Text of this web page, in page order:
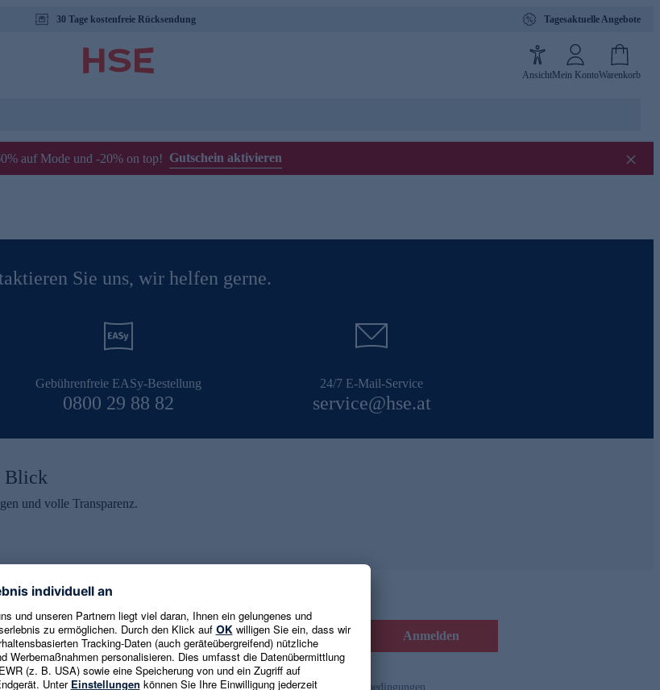
30 Tage kostenfreie Rücksendung Tagesaktuelle Angebote
AnsichtMein KontoWarenkorb
auf Mode und -20% on top! Gutschein aktivieren
Sie uns, wir helfen gerne.
Gebührenfreie EASy-Bestellung
0800 29 88 82
24/7 E-Mail-Service
service@hse.at
Blick
und volle Transparenz.
Trends,
ist jederzeit in
E-Mail-Adresse eingeben Anmelden
Es gelten die Datenschutzrichtlinienund die Gutscheinbedingungen